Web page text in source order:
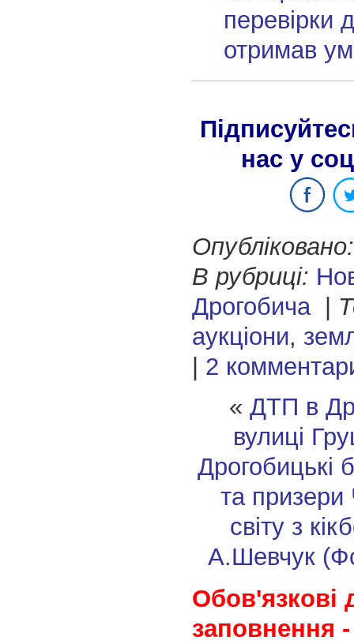
перевірки
отримав
нас у
Опубліковано:
В рубриці:
Дрогобича|
аукціони,
2
«ДТП в
вулиці
Дрогобицькі
та призери
світу з
А.Шевчук
Обов'язкові
заповнення